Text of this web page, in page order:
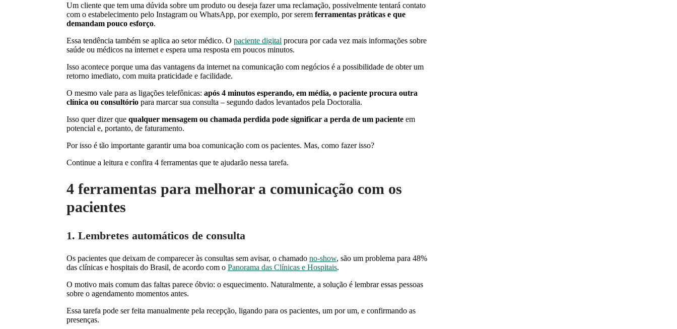
Um cliente que tem uma dúvida sobre um produto ou deseja fazer uma reclamação, possivelmente tentará contato
com o estabelecimento pelo Instagram ou WhatsApp, por exemplo, por serem ferramentas práticas e que
demandam pouco esforço.
Essa tendência também se aplica ao setor médico. O paciente digital procura por cada vez mais informações sobre
saúde ou médicos na internet e espera uma resposta em poucos minutos.
Isso acontece porque uma das vantagens da internet na comunicação com negócios é a possibilidade de obter um
retorno imediato, com muita praticidade e facilidade.
O mesmo vale para as ligações telefônicas: após 4 minutos esperando, em média, o paciente procura outra
clínica ou consultório para marcar sua consulta – segundo dados levantados pela Doctoralia.
Isso quer dizer que qualquer mensagem ou chamada perdida pode significar a perda de um paciente em
potencial e, portanto, de faturamento.
Por isso é tão importante garantir uma boa comunicação com os pacientes. Mas, como fazer isso?
Continue a leitura e confira 4 ferramentas que te ajudarão nessa tarefa.
4 ferramentas para melhorar a comunicação com os
pacientes
1. Lembretes automáticos de consulta
Os pacientes que deixam de comparecer às consultas sem avisar, o chamado no-show, são um problema para 48%
das clínicas e hospitais do Brasil, de acordo com o Panorama das Clínicas e Hospitais.
O motivo mais comum das faltas parece óbvio: o esquecimento. Naturalmente, a solução é lembrar essas pessoas
sobre o agendamento momentos antes.
Essa tarefa pode ser feita manualmente pela recepção, ligando para os pacientes, um por um, e confirmando as
presenças.